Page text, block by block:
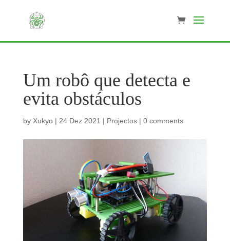
Um robô que detecta e
evita obstáculos
by Xukyo| 24 Dez 2021 | Projectos| 0 comments